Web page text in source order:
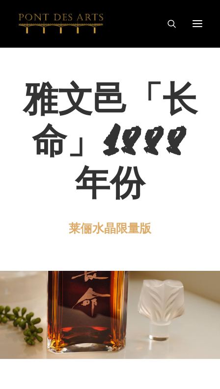
我们的故事
艺术家
葡萄酒及烈酒系列
特别合作
雅文邑「长
命」1888
年份
莱俪水晶限量版